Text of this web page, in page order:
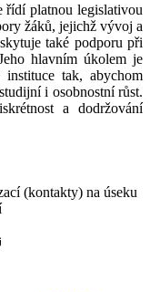
řídí platnou legislativou
žáků, jejichž vývoj a
také podporu při
hlavním úkolem je
tak, abychom
i osobnostní růst.
a dodržování
(kontakty) na úseku